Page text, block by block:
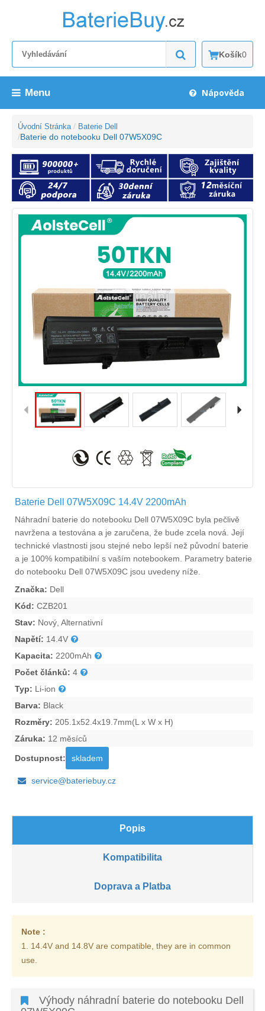
Košík0
Menu Nápověda
Úvodní Stránka Baterie Dell
Baterie do notebooku Dell 07W5X09C
Baterie Dell 07W5X09C 14.4V 2200mAh
Náhradní baterie do notebooku Dell 07W5X09C byla pečlivě
navržena a testována a je zaručena, že bude zcela nová. Její
technické vlastnosti jsou stejné nebo lepší než původní baterie
a je 100% kompatibilní s vaším notebookem. Parametry baterie
do notebooku Dell 07W5X09C jsou uvedeny níže.
Značka: Dell
Kód: CZB201
Stav: Nový, Alternativní
Napětí: 14.4V
Kapacita: 2200mAh
Počet článků: 4
Typ: Li-ion
Barva: Black
Rozměry: 205.1x52.4x19.7mm(L x W x H)
Záruka: 12 měsíců
Dostupnost: skladem
service@bateriebuy.cz
Popis
Kompatibilita
Doprava a Platba
Note :
1. 14.4V and 14.8V are compatible, they are in common
use.
Výhody náhradní baterie do notebooku Dell